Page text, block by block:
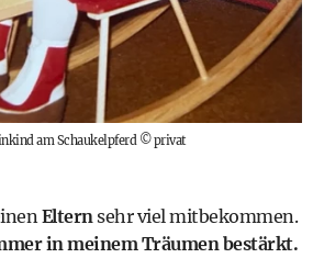
am Schaukelpferd ©privat
Eltern sehr viel mitbekommen.
in meinem Träumen bestärkt.